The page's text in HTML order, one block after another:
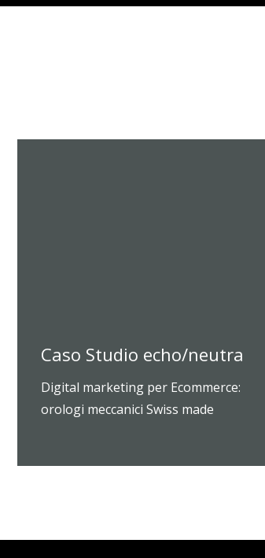
Caso Studio echo/neutra
Digital marketing per Ecommerce:
orologi meccanici Swiss made